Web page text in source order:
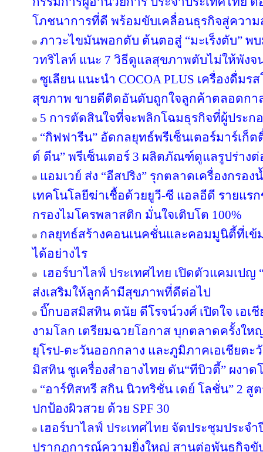
โภชนาการที่ดี พร้อมขับเคลื่อนธุรกิจสู่ความ
ภาวะไขมันพอกตับ ต้นตอสู่ “มะเร็งตับ” พ
วทริไลท์ แนะ 7 วิธีดูแลสุขภาพตับไม่ให้พังจ
ซูเลียน แนะนำ COCOA PLUS เครื่องดื่ม
สุขภาพ ขายดีติดอันดับถูกใจลูกค้าตลอดกา
5 การตัดสินใจที่จะพลิกโฉมธุรกิจที่ผู้ประ
“กิฟฟารีน” อัดกลยุทธ์พรีเซ็นเตอร์มาร์เก็
ต์ ดีน” พรีเซ็นเตอร์ 3 ผลิตภัณฑ์ดูแลรูปร่าง
แอมเวย์ ส่ง “อีสปริง” รุกตลาดเครื่องกรอ
เทคโนโลยีฆ่าเชื้อด้วยยูวี-ซี แอลอีดี รายแ
กรองไมโครพลาสติก มั่นใจเติบโต 100%
กลยุทธ์สร้างคอนเนคชั่นและคอมมูนิตี้ที่เข้
ได้อย่างไร
เฮอร์บาไลฟ์ ประเทศไทย เปิดตัวแคมเปญ
ส่งเสริมให้ลูกค้ามีสุขภาพที่ดีต่อไป
บิ๊กบอสมิสทิน ดนัย ดีโรจน์วงศ์ เปิดใจ เอเ
งามโลก เตรียมฉวยโอกาส บุกตลาดครั้งให
ยุโรป-ตะวันออกกลาง และภูมิภาคเอเชียตะ
มิสทิน ชูเครื่องสำอางไทย ดัน“ทีบิวตี้” ผงาด
“อาร์ทิสทรี สกิน นิวทริชั่น เดย์ โลชั่น” 2 สู
ปกป้องผิวสวย ด้วย SPF 30
เฮอร์บาไลฟ์ ประเทศไทย จัดประชุมประจำปี
ปรากฏการณ์ความยิ่งใหญ่ สานต่อพันธกิจขั